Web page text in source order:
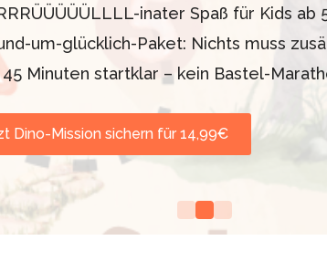
TV-Profi (ZDF "1, 2
Rooms zum
inater Spaß für Kids ab
um-glücklich-Paket: Nichts muss
45 Minuten startklar – kein Bastel-
Dino-Mission sichern für 14,99€
inklusive
werden